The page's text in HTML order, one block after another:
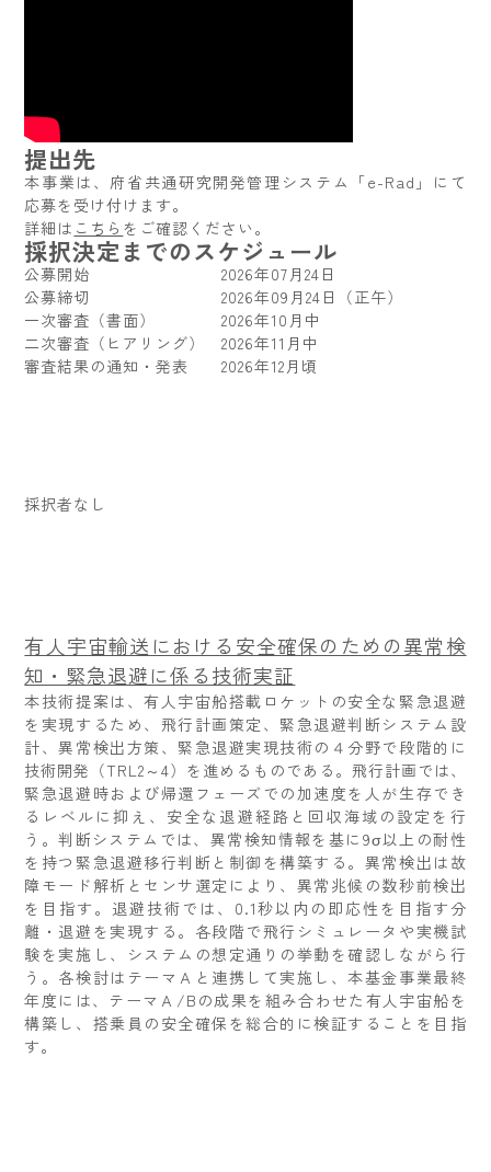
提出先
本事業は、府省共通研究開発管理システム「e-Rad」にて
応募を受け付けます。
詳細は こちら をご確認ください。
採択決定までのスケジュール
公募開始 2026年07月24日
公募締切 2026年09月24日（正午）
一次審査（書面） 2026年10月中
二次審査（ヒアリング） 2026年11月中
審査結果の通知・発表 2026年12月頃
採択者なし
有人宇宙輸送における安全確保のための異常検
知・緊急退避に係る技術実証
本技術提案は、有人宇宙船搭載ロケットの安全な緊急退避
を実現するため、飛行計画策定、緊急退避判断システム設
計、異常検出方策、緊急退避実現技術の４分野で段階的に
技術開発（TRL2～4）を進めるものである。飛行計画では、
緊急退避時および帰還フェーズでの加速度を人が生存でき
るレベルに抑え、安全な退避経路と回収海域の設定を行
う。判断システムでは、異常検知情報を基に9σ以上の耐性
を持つ緊急退避移行判断と制御を構築する。異常検出は故
障モード解析とセンサ選定により、異常兆候の数秒前検出
を目指す。退避技術では、0.1秒以内の即応性を目指す分
離・退避を実現する。各段階で飛行シミュレータや実機試
験を実施し、システムの想定通りの挙動を確認しながら行
う。各検討はテーマＡと連携して実施し、本基金事業最終
年度には、テーマＡ/Bの成果を組み合わせた有人宇宙船を
構築し、搭乗員の安全確保を総合的に検証することを目指
す。